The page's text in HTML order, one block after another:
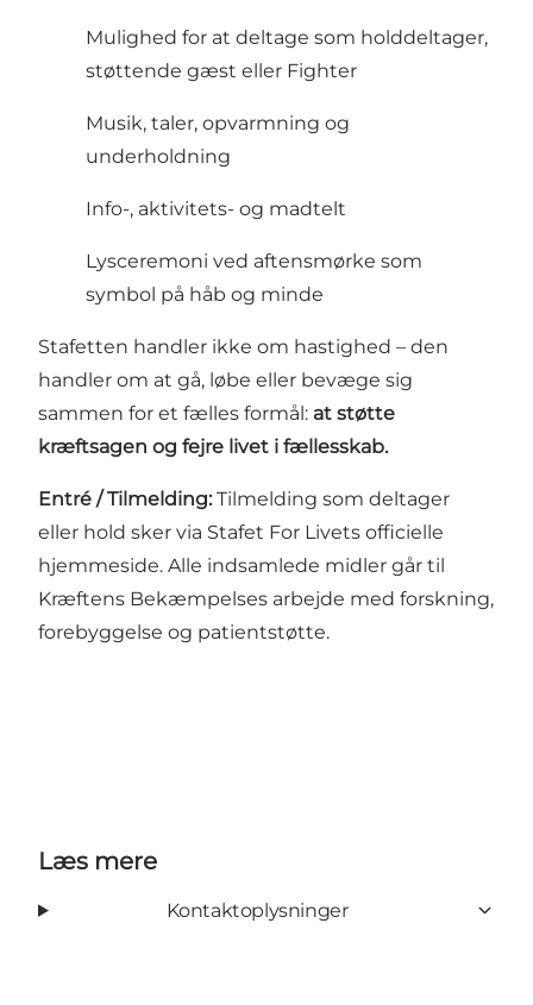
Mulighed for at deltage som holddeltager,
støttende gæst eller Fighter
Musik, taler, opvarmning og
underholdning
Info-, aktivitets- og madtelt
Lysceremoni ved aftensmørke som
symbol på håb og minde
Stafetten handler ikke om hastighed – den
handler om at gå, løbe eller bevæge sig
sammen for et fælles formål: at støtte
kræftsagen og fejre livet i fællesskab.
Entré / Tilmelding: Tilmelding som deltager
eller hold sker via Stafet For Livets officielle
hjemmeside. Alle indsamlede midler går til
Kræftens Bekæmpelses arbejde med forskning,
forebyggelse og patientstøtte.
Læs mere
Kontaktoplysninger